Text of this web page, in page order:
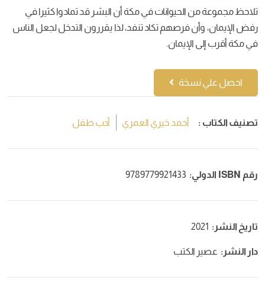
تلاحظ مجموعة من الحيوانات في مكة أن البشر قد تمادوا كثيرا في
رفض الإيمان، وأن فرصهم تكاد تنفد، لذا يقررون التدخل لجعل الناس
في مكة أقرب إلى الإيمان.
احصل علي نسخة
تصنيف الكتاب : أحمد خيري العمري أدب طفل
رقم ISBN الدولي: 9789779921433
تاريخ النشر: 2021
دار النشر: عصير الكتب